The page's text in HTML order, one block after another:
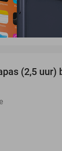
(2,5 uur)